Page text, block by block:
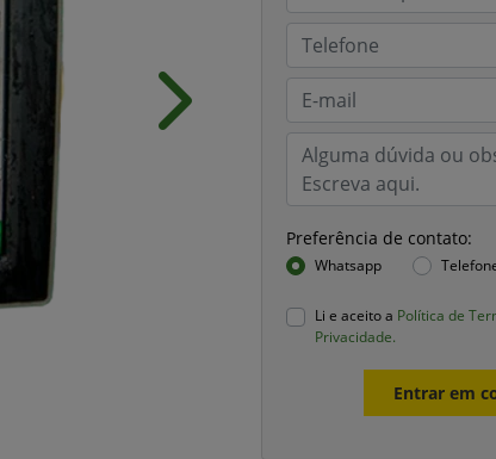
Preferência de contato:
Whatsapp
Li e aceito a Política de
Privacidade.
Entrar em
Próximo